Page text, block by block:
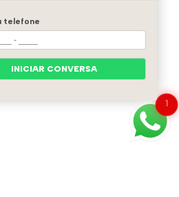
1
telefone
INICIAR CONVERSA